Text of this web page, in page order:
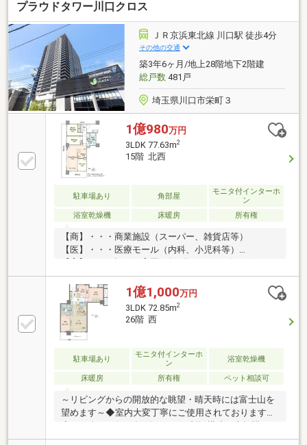
プラウドタワー川口クロス
ＪＲ京浜東北線 川口駅 徒歩4分
その他の交通
築3年6ヶ月/地上28階地下2階建
総戸数481戸
埼玉県川口市栄町３
1億980万円
3LDK 77.63m2
15階 北西
駐車場あり 角部屋
モニタ付インターホ
ン
浴室乾燥機
床暖房 所有権
【商】・・・商業施設（スーパー、雑貨店等）
【医】・・・医療モール（内科、小児科等）
ュティ■旧分譲：野村不動産（株） 施工：前田建
設工業・埼和興産共同企業体■2023年3月築■管理は安
心の管理会社に全部委託 ●委託先：野村不動産パー
トナーズ株式会社 ●管理形態：日勤管理～24時間有
人管理～ ●管理員：月～日 8：00～ 17：00 警
備員：上記以外■各階に24時間可能な「ゴミ置場」
■「制振構造」の大規模マンション
1億1,000万円
3LDK 72.85m2
26階 西
駐車場あり
モニタ付インターホ
ン
浴室乾燥機
床暖房 所有権 ペット相談可
～リビングからの開放的な眺望・晴天時には富士山を
望めます～◆室内大変丁寧にご使用されております。
ーマンション◆京浜東北線「川口」駅 徒歩4分の交通